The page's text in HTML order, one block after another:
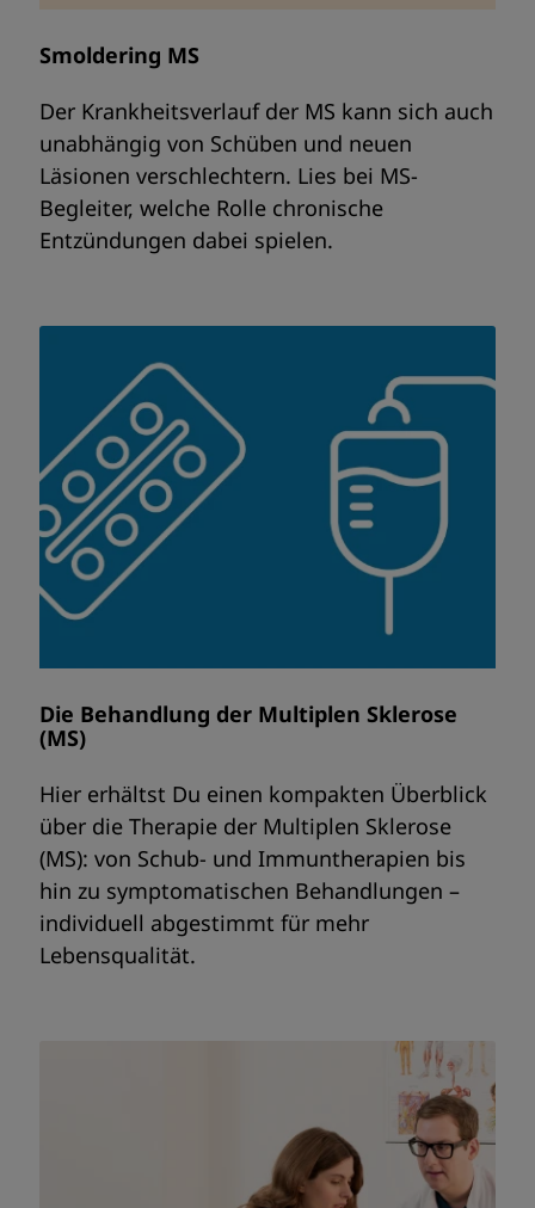
Smoldering MS
Der Krankheitsverlauf der MS kann sich auch
unabhängig von Schüben und neuen
Läsionen verschlechtern. Lies bei MS-
Begleiter, welche Rolle chronische
Entzündungen dabei spielen.
Die Behandlung der Multiplen Sklerose
(MS)
Hier erhältst Du einen kompakten Überblick
über die Therapie der Multiplen Sklerose
(MS): von Schub- und Immuntherapien bis
hin zu symptomatischen Behandlungen –
individuell abgestimmt für mehr
Lebensqualität.